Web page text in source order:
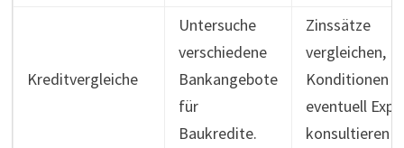
Kreditvergleiche
Untersuche
verschiedene
Bankangebote
für
Baukredite.
Zinssätze
vergleichen,
Konditionen
eventuell
konsultieren